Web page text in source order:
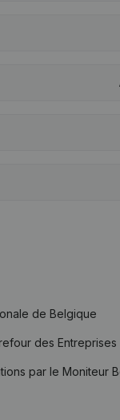
de Belgique
des Entreprises
par le Moniteur